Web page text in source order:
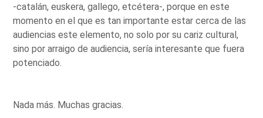
-catalán, euskera, gallego, etcétera-, porque en este
momento en el que es tan importante estar cerca de las
audiencias este elemento, no solo por su cariz cultural,
sino por arraigo de audiencia, sería interesante que fuera
potenciado.
Nada más. Muchas gracias.